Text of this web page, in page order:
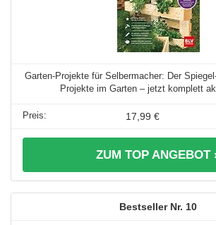
Garten-Projekte für Selbermacher: Der
Projekte im Garten – jetzt komplett
17,99 €
ZUM TOP ANGEBOT
10